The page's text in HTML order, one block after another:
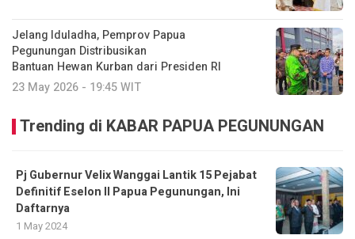
Jelang Iduladha, Pemprov Papua
Pegunungan Distribusikan
Bantuan Hewan Kurban dari Presiden RI
23 May 2026 - 19:45 WIT
Trending di KABAR PAPUA PEGUNUNGAN
Pj Gubernur Velix Wanggai Lantik 15 Pejabat
Definitif Eselon II Papua Pegunungan, Ini
Daftarnya
1 May 2024